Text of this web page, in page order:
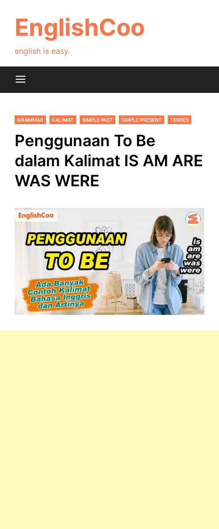
contentEnglishCoo
english is easy.
GRAMMAR KALIMAT SIMPLE PAST SIMPLE PRESENT TENSES
Penggunaan To Be
dalam Kalimat IS AM ARE
WAS WERE